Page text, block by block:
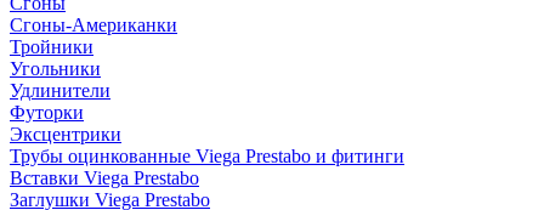
Сгоны-Американки
Тройники
Угольники
Удлинители
Футорки
Эксцентрики
Трубы оцинкованные Viega Prestabo и фитинги
Вставки Viega Prestabo
Заглушки Viega Prestabo